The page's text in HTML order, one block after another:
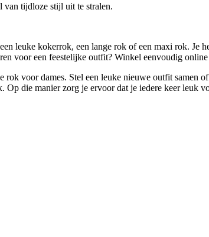
van tijdloze stijl uit te stralen.
leuke kokerrok, een lange rok of een maxi rok. Je
voor een feestelijke outfit? Winkel eenvoudig
voor dames. Stel een leuke nieuwe outfit
die manier zorg je ervoor dat je iedere keer leuk